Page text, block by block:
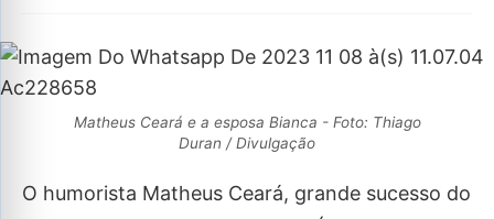
Matheus Ceará e a esposa Bianca - Foto: Thiago
Duran / Divulgação
O humorista Matheus Ceará, grande sucesso do